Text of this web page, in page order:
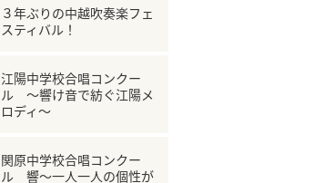
３年ぶりの中越吹奏楽フェ
スティバル！
江陽中学校合唱コンクー
ル ～響け音で紡ぐ江陽メ
ロディ～
関原中学校合唱コンクー
ル 響～一人一人の個性が